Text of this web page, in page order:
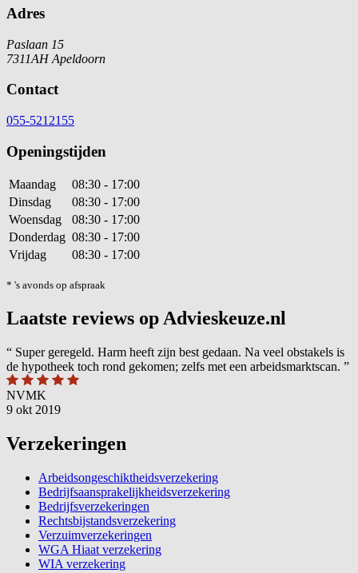
Adres
Paslaan 15
7311AH Apeldoorn
Contact
055-5212155
Openingstijden
Maandag
08:30 - 17:00
Dinsdag
08:30 - 17:00
Woensdag
08:30 - 17:00
Donderdag 08:30 - 17:00
Vrijdag
08:30 - 17:00
* 's avonds op afspraak
Laatste reviews op Advieskeuze.nl
“ Super geregeld. Harm heeft zijn best gedaan. Na veel obstakels is
de hypotheek toch rond gekomen; zelfs met een arbeidsmarktscan. ”
NVMK
9 okt 2019
Verzekeringen
Arbeidsongeschiktheidsverzekering
Bedrijfsaansprakelijkheidsverzekering
Bedrijfsverzekeringen
Rechtsbijstandsverzekering
Verzuimverzekeringen
WGA Hiaat verzekering
WIA verzekering